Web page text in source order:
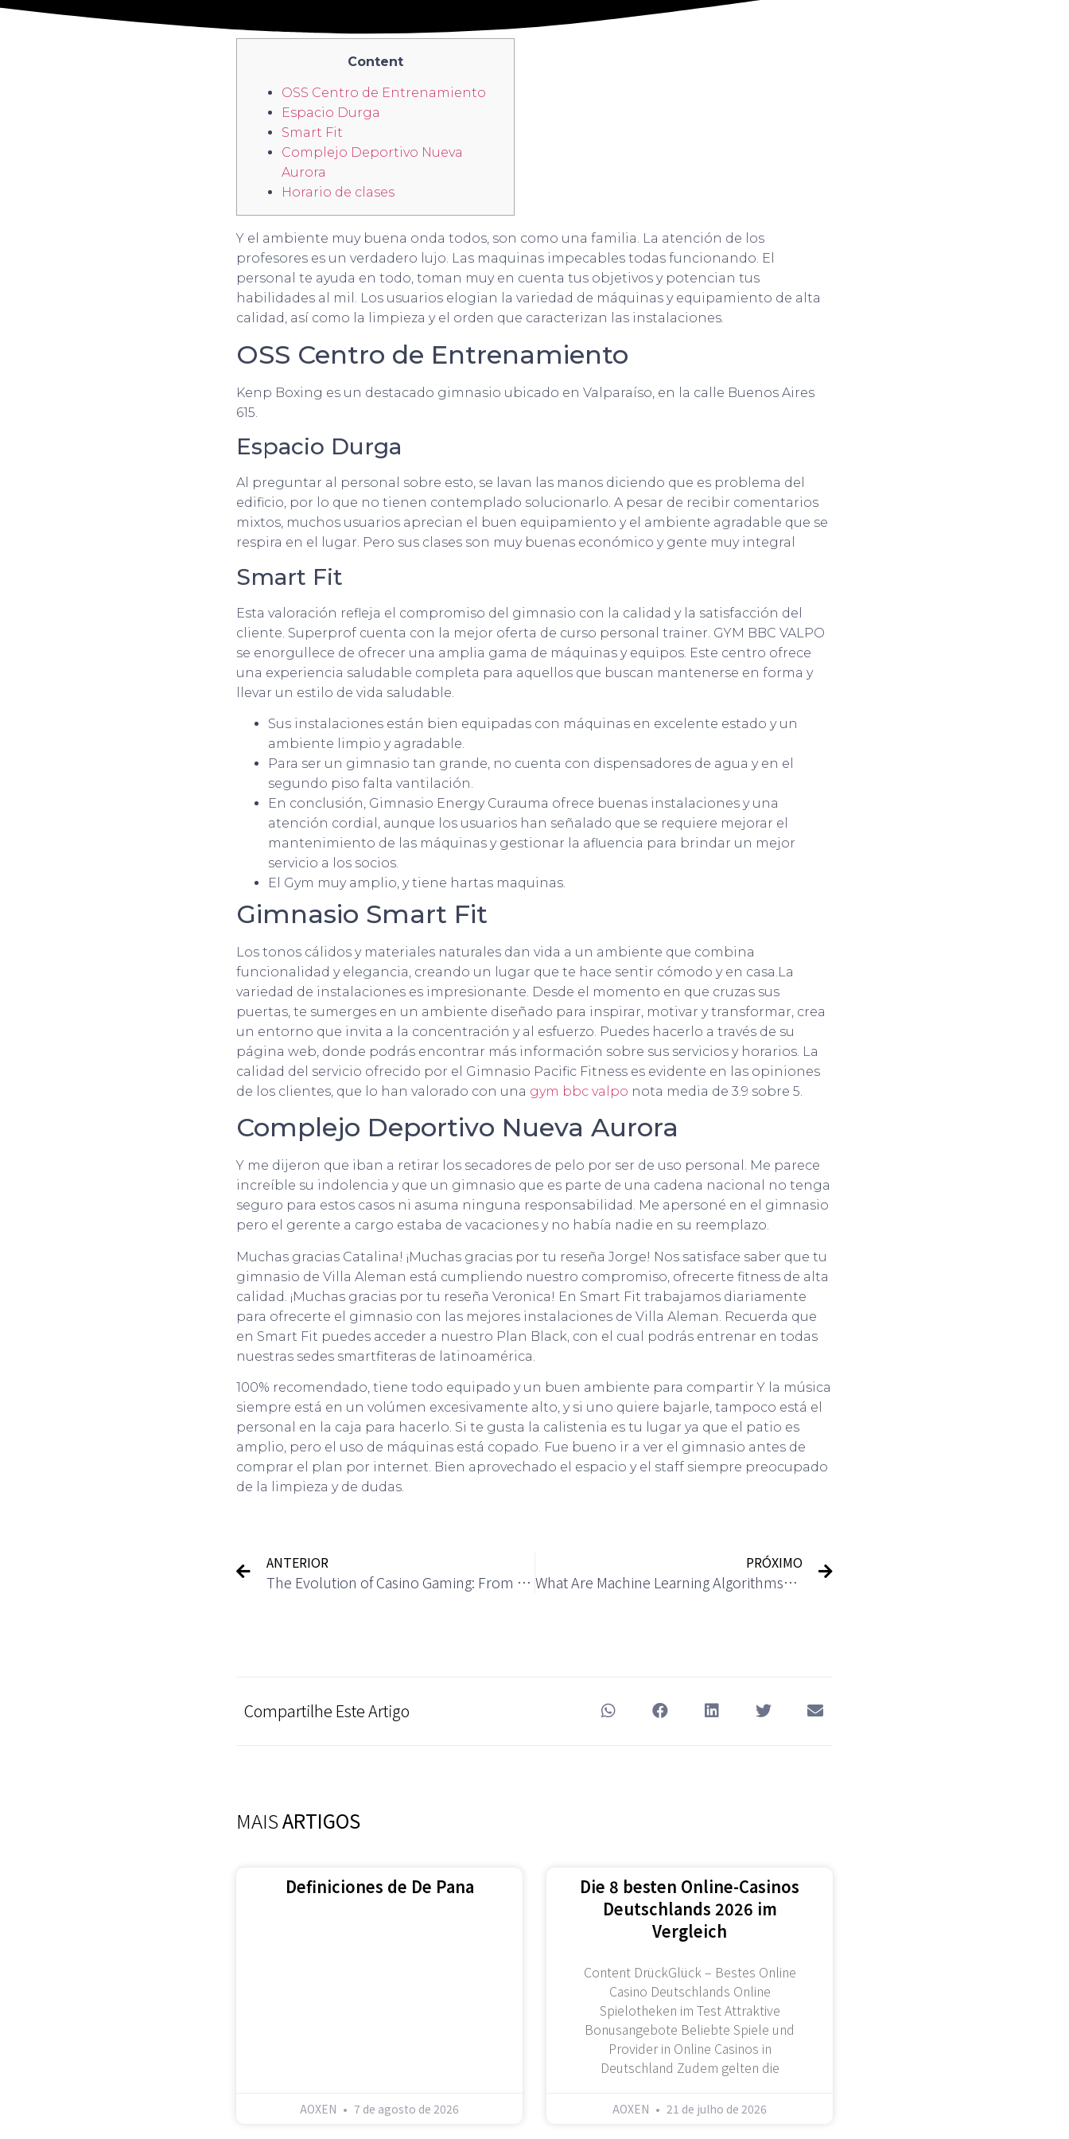
Content
OSS Centro de Entrenamiento
Espacio Durga
Smart Fit
Complejo Deportivo Nueva
Aurora
Horario de clases
Y el ambiente muy buena onda todos, son como una familia. La atención de los
profesores es un verdadero lujo. Las maquinas impecables todas funcionando. El
personal te ayuda en todo, toman muy en cuenta tus objetivos y potencian tus
habilidades al mil. Los usuarios elogian la variedad de máquinas y equipamiento de alta
calidad, así como la limpieza y el orden que caracterizan las instalaciones.
OSS Centro de Entrenamiento
Kenp Boxing es un destacado gimnasio ubicado en Valparaíso, en la calle Buenos Aires
615.
Espacio Durga
Al preguntar al personal sobre esto, se lavan las manos diciendo que es problema del
edificio, por lo que no tienen contemplado solucionarlo. A pesar de recibir comentarios
mixtos, muchos usuarios aprecian el buen equipamiento y el ambiente agradable que se
respira en el lugar. Pero sus clases son muy buenas económico y gente muy integral
Smart Fit
Esta valoración refleja el compromiso del gimnasio con la calidad y la satisfacción del
cliente. Superprof cuenta con la mejor oferta de curso personal trainer. GYM BBC VALPO
se enorgullece de ofrecer una amplia gama de máquinas y equipos. Este centro ofrece
una experiencia saludable completa para aquellos que buscan mantenerse en forma y
llevar un estilo de vida saludable.
Sus instalaciones están bien equipadas con máquinas en excelente estado y un
ambiente limpio y agradable.
Para ser un gimnasio tan grande, no cuenta con dispensadores de agua y en el
segundo piso falta vantilación.
En conclusión, Gimnasio Energy Curauma ofrece buenas instalaciones y una
atención cordial, aunque los usuarios han señalado que se requiere mejorar el
mantenimiento de las máquinas y gestionar la afluencia para brindar un mejor
servicio a los socios.
El Gym muy amplio, y tiene hartas maquinas.
Gimnasio Smart Fit
Los tonos cálidos y materiales naturales dan vida a un ambiente que combina
funcionalidad y elegancia, creando un lugar que te hace sentir cómodo y en casa.La
variedad de instalaciones es impresionante. Desde el momento en que cruzas sus
puertas, te sumerges en un ambiente diseñado para inspirar, motivar y transformar, crea
un entorno que invita a la concentración y al esfuerzo. Puedes hacerlo a través de su
página web, donde podrás encontrar más información sobre sus servicios y horarios. La
calidad del servicio ofrecido por el Gimnasio Pacific Fitness es evidente en las opiniones
de los clientes, que lo han valorado con una gym bbc valpo nota media de 3.9 sobre 5.
Complejo Deportivo Nueva Aurora
Y me dijeron que iban a retirar los secadores de pelo por ser de uso personal. Me parece
increíble su indolencia y que un gimnasio que es parte de una cadena nacional no tenga
seguro para estos casos ni asuma ninguna responsabilidad. Me apersoné en el gimnasio
pero el gerente a cargo estaba de vacaciones y no había nadie en su reemplazo.
Muchas gracias Catalina! ¡Muchas gracias por tu reseña Jorge! Nos satisface saber que tu
gimnasio de Villa Aleman está cumpliendo nuestro compromiso, ofrecerte fitness de alta
calidad. ¡Muchas gracias por tu reseña Veronica! En Smart Fit trabajamos diariamente
para ofrecerte el gimnasio con las mejores instalaciones de Villa Aleman. Recuerda que
en Smart Fit puedes acceder a nuestro Plan Black, con el cual podrás entrenar en todas
nuestras sedes smartfiteras de latinoamérica.
100% recomendado, tiene todo equipado y un buen ambiente para compartir Y la música
siempre está en un volúmen excesivamente alto, y si uno quiere bajarle, tampoco está el
personal en la caja para hacerlo. Si te gusta la calistenia es tu lugar ya que el patio es
amplio, pero el uso de máquinas está copado. Fue bueno ir a ver el gimnasio antes de
comprar el plan por internet. Bien aprovechado el espacio y el staff siempre preocupado
de la limpieza y de dudas.
ANTERIOR
The Evolution of Casino Gaming: From Traditional to Online
PRÓXIMO
What Are Machine Learning Algorithms? Definition, Examples
Compartilhe Este Artigo
MAISARTIGOS
Definiciones de De Pana
AOXEN 7 de agosto de 2026
Die 8 besten Online-Casinos
Deutschlands 2026 im
Vergleich
Content DrückGlück – Bestes Online
Casino Deutschlands Online
Spielotheken im Test Attraktive
Bonusangebote Beliebte Spiele und
Provider in Online Casinos in
Deutschland Zudem gelten die
AOXEN 21 de julho de 2026